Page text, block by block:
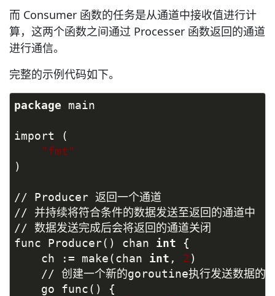
而 Consumer 函数的任务是从通道中接收值进行计
算，这两个函数之间通过 Processer 函数返回的通道
进行通信。
完整的示例代码如下。
package main
import (
"fmt"
)
// Producer 返回一个通道
// 并持续将符合条件的数据发送至返回的通道中
// 数据发送完成后会将返回的通道关闭
func Producer() chan int {
ch := make(chan int , 2)
// 创建一个新的goroutine执行发送数据的
go func() {